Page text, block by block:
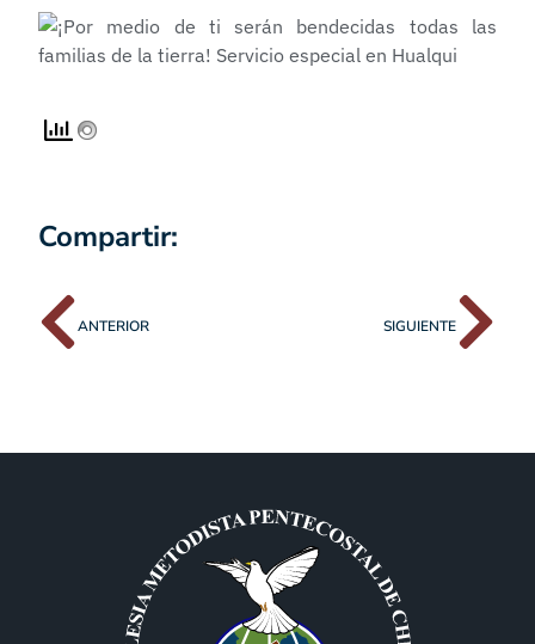
Compartir:
ANTERIOR SIGUIENTE